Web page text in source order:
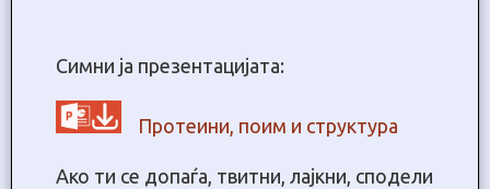
Симни ја презентацијата:
Протеини, поим и структура
Ако ти се допаѓа, твитни, лајкни, сподели